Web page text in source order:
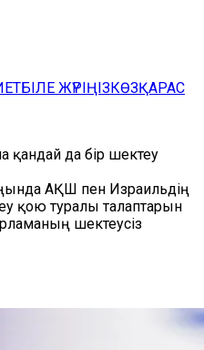
БІЛЕ ЖҮРІҢІЗКӨЗҚАРАС
қандай да бір шектеу
АҚШ пен Израильдің
қою туралы талаптарын
шектеусіз